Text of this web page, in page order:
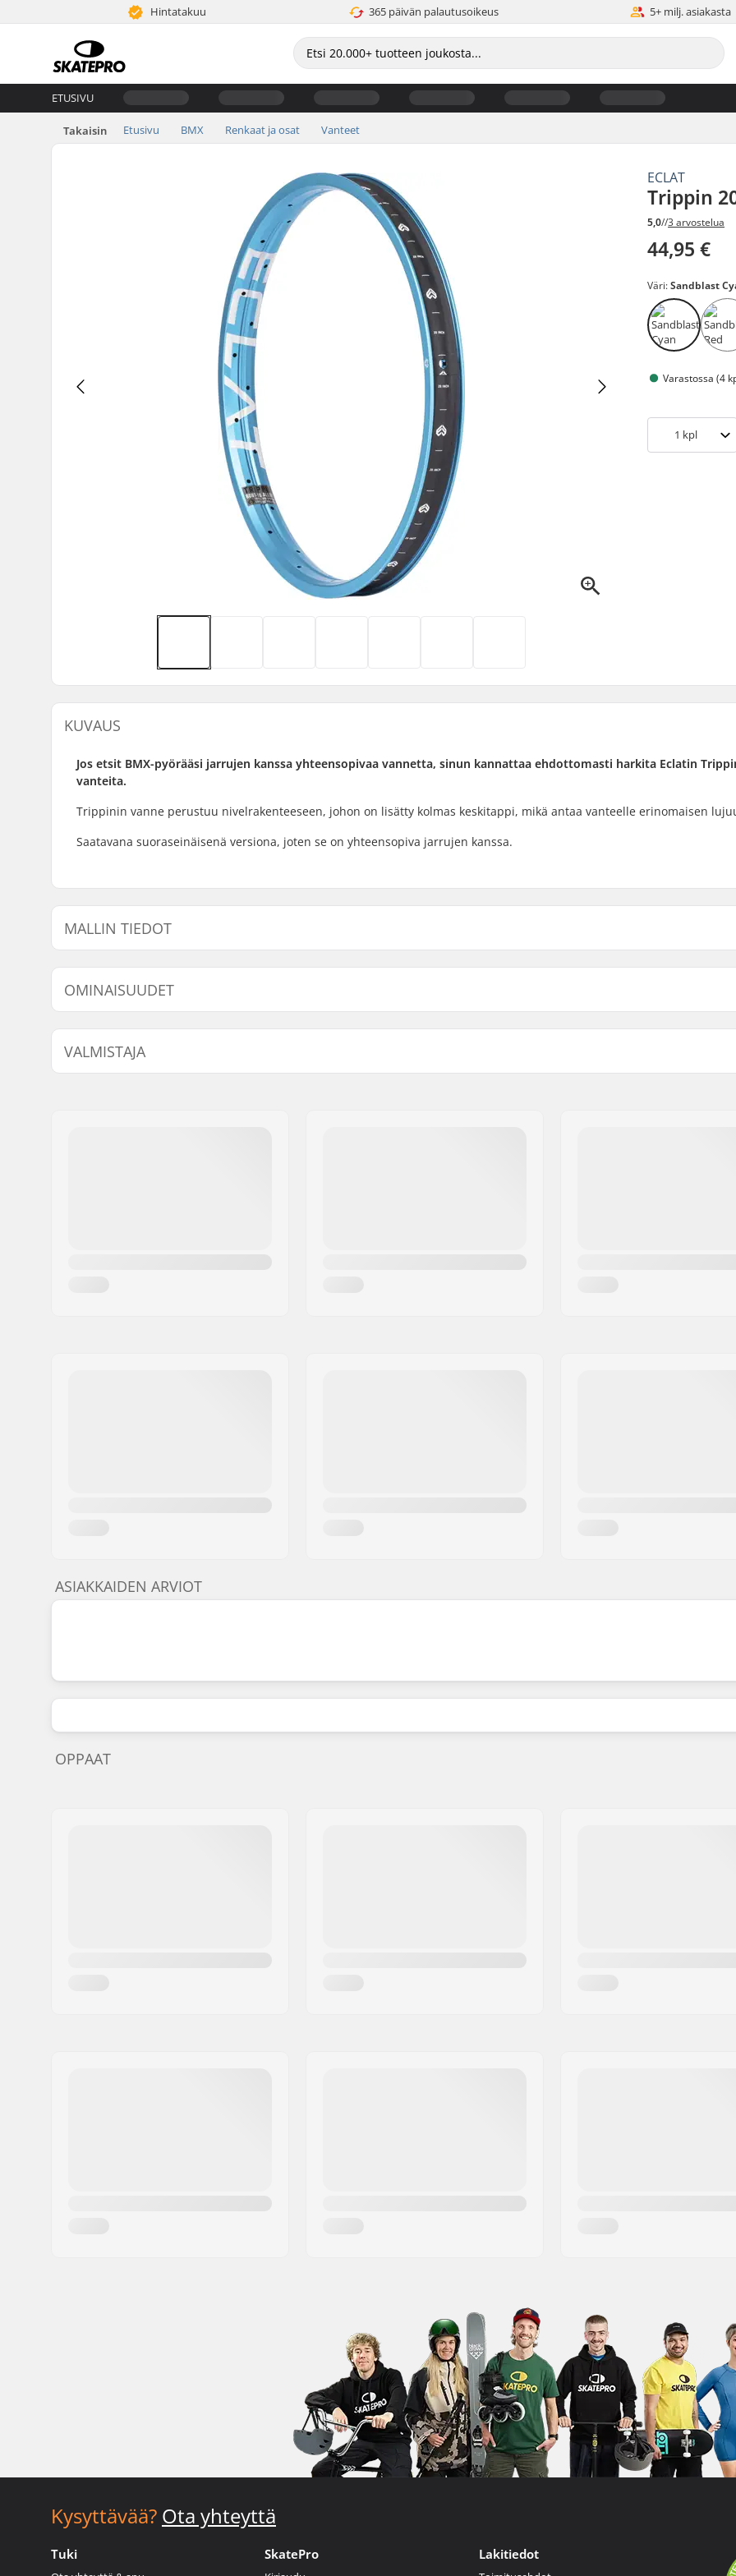
Hintatakuu 365 päivän palautusoikeus 5+ milj. asiakasta
ETUSIVU
Takaisin Etusivu BMX Renkaat ja osat Vanteet
ECLAT
Trippin
5,0//3 arvostelua
44,95 €
Väri:Sandblast
Varastossa (4
1 kpl
KUVAUS
Jos etsit BMX-pyörääsi jarrujen kanssa yhteensopivaa vannetta, sinun kannattaa ehdottomasti harkita Eclatin
vanteita.
Trippinin vanne perustuu nivelrakenteeseen, johon on lisätty kolmas keskitappi, mikä antaa vanteelle erinomaisen
Saatavana suoraseinäisenä versiona, joten se on yhteensopiva jarrujen kanssa.
MALLIN TIEDOT
Sandblast Cyan
OMINAISUUDET
Renkaan halkaisija: 20" Pinnojen lukumäärä:
VALMISTAJA
ASIAKKAIDEN ARVIOT
OPPAAT
Kysyttävää? Ota yhteyttä
Tuki SkatePro Lakitiedot